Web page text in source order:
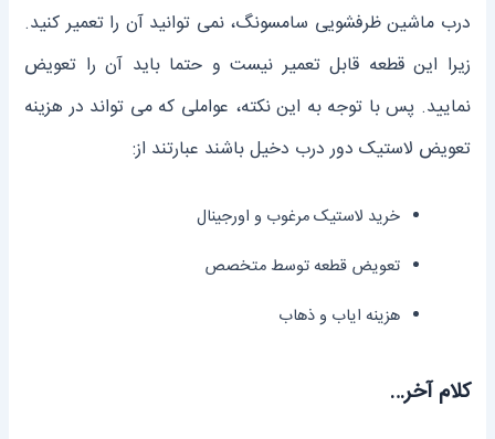
درب ماشین ظرفشویی سامسونگ، نمی توانید آن را تعمیر کنید.
زیرا این قطعه قابل تعمیر نیست و حتما باید آن را تعویض
نمایید. پس با توجه به این نکته، عواملی که می تواند در هزینه
تعویض لاستیک دور درب دخیل باشند عبارتند از:
خرید لاستیک مرغوب و اورجینال
تعویض قطعه توسط متخصص
هزینه ایاب و ذهاب
کلام آخر…